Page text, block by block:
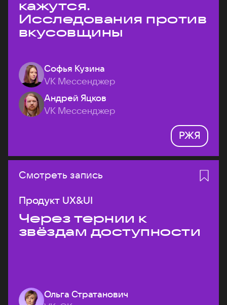
кажутся.
Исследования против
вкусовщины
Софья Кузина
VK Мессенджер
Андрей Яцков
VK Мессенджер
РЖЯ
Смотреть запись
Продукт UX&UI
Через тернии к
звёздам доступности
Ольга Стратанович